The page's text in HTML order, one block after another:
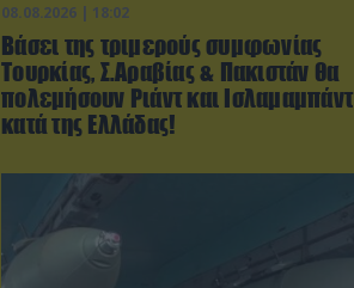
08.08.2026 | 18:02
Βάσει της τριμερούς συμφωνίας
Τουρκίας, Σ.Αραβίας & Πακιστάν θα
πολεμήσουν Ριάντ και Ισλαμαμπάντ
κατά της Ελλάδας!